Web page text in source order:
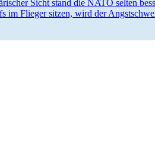
Sicht stand die NATO selten
im Flieger sitzen, wird der